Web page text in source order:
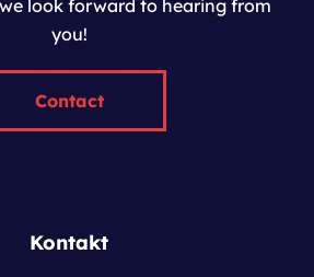
look forward to hearing from
you!
Contact
Kontakt